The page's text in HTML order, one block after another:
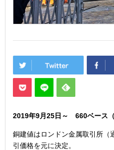
2019年9月25日 ～ 660ベース
銅建値はロンドン金属取引所（
引価格を元に決定。